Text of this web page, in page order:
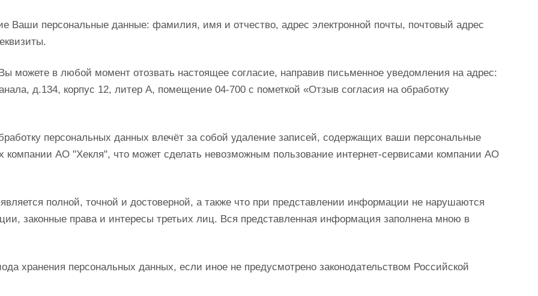
Ваши персональные данные: фамилия, имя и отчество, адрес электронной почты, почтовый адрес
можете в любой момент отозвать настоящее согласие, направив письменное уведомления на адрес:
д.134, корпус 12, литер А, помещение 04-700 с пометкой «Отзыв согласия на обработку
персональных данных влечёт за собой удаление записей, содержащих ваши персональные
компании АО "Хекля", что может сделать невозможным пользование интернет-сервисами компании АО
полной, точной и достоверной, а также что при представлении информации не нарушаются
законные права и интересы третьих лиц. Вся представленная информация заполнена мною в
хранения персональных данных, если иное не предусмотрено законодательством Российской